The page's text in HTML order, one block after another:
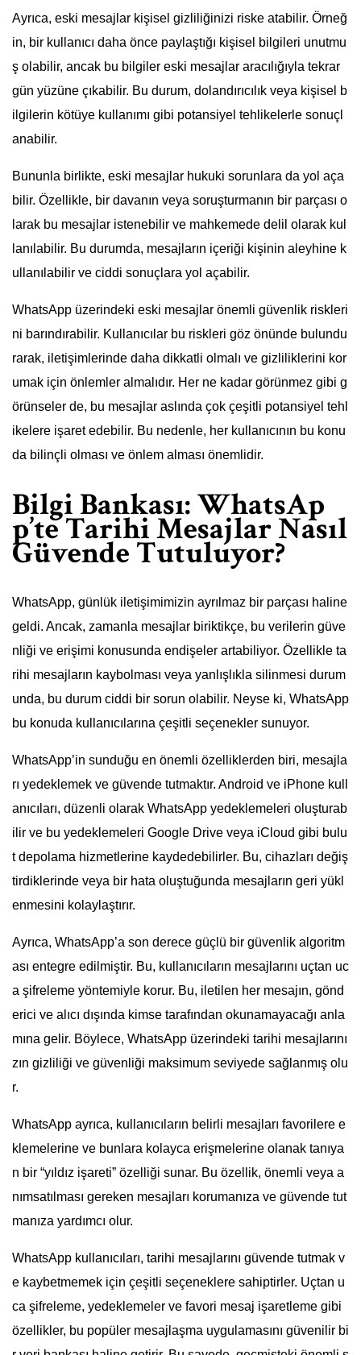
Ayrıca, eski mesajlar kişisel gizliliğinizi riske atabilir. Örneğ
in, bir kullanıcı daha önce paylaştığı kişisel bilgileri unutmu
ş olabilir, ancak bu bilgiler eski mesajlar aracılığıyla tekrar
gün yüzüne çıkabilir. Bu durum, dolandırıcılık veya kişisel b
ilgilerin kötüye kullanımı gibi potansiyel tehlikelerle sonuçl
anabilir.
Bununla birlikte, eski mesajlar hukuki sorunlara da yol aça
bilir. Özellikle, bir davanın veya soruşturmanın bir parçası o
larak bu mesajlar istenebilir ve mahkemede delil olarak kul
lanılabilir. Bu durumda, mesajların içeriği kişinin aleyhine k
ullanılabilir ve ciddi sonuçlara yol açabilir.
WhatsApp üzerindeki eski mesajlar önemli güvenlik riskleri
ni barındırabilir. Kullanıcılar bu riskleri göz önünde bulundu
rarak, iletişimlerinde daha dikkatli olmalı ve gizliliklerini kor
umak için önlemler almalıdır. Her ne kadar görünmez gibi g
örünseler de, bu mesajlar aslında çok çeşitli potansiyel tehl
ikelere işaret edebilir. Bu nedenle, her kullanıcının bu konu
da bilinçli olması ve önlem alması önemlidir.
Bilgi Bankası: WhatsAp
p’te Tarihi Mesajlar Nasıl
Güvende Tutuluyor?
WhatsApp, günlük iletişimimizin ayrılmaz bir parçası haline
geldi. Ancak, zamanla mesajlar biriktikçe, bu verilerin güve
nliği ve erişimi konusunda endişeler artabiliyor. Özellikle ta
rihi mesajların kaybolması veya yanlışlıkla silinmesi durum
unda, bu durum ciddi bir sorun olabilir. Neyse ki, WhatsApp
bu konuda kullanıcılarına çeşitli seçenekler sunuyor.
WhatsApp’in sunduğu en önemli özelliklerden biri, mesajla
rı yedeklemek ve güvende tutmaktır. Android ve iPhone kull
anıcıları, düzenli olarak WhatsApp yedeklemeleri oluşturab
ilir ve bu yedeklemeleri Google Drive veya iCloud gibi bulu
t depolama hizmetlerine kaydedebilirler. Bu, cihazları değiş
tirdiklerinde veya bir hata oluştuğunda mesajların geri yükl
enmesini kolaylaştırır.
Ayrıca, WhatsApp’a son derece güçlü bir güvenlik algoritm
ası entegre edilmiştir. Bu, kullanıcıların mesajlarını uçtan uc
a şifreleme yöntemiyle korur. Bu, iletilen her mesajın, gönd
erici ve alıcı dışında kimse tarafından okunamayacağı anla
mına gelir. Böylece, WhatsApp üzerindeki tarihi mesajlarını
zın gizliliği ve güvenliği maksimum seviyede sağlanmış olu
r.
WhatsApp ayrıca, kullanıcıların belirli mesajları favorilere e
klemelerine ve bunlara kolayca erişmelerine olanak tanıya
n bir “yıldız işareti” özelliği sunar. Bu özellik, önemli veya a
nımsatılması gereken mesajları korumanıza ve güvende tut
manıza yardımcı olur.
WhatsApp kullanıcıları, tarihi mesajlarını güvende tutmak v
e kaybetmemek için çeşitli seçeneklere sahiptirler. Uçtan u
ca şifreleme, yedeklemeler ve favori mesaj işaretleme gibi
özellikler, bu popüler mesajlaşma uygulamasını güvenilir bi